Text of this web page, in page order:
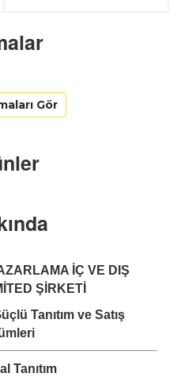
Gör
İÇ VE DIŞ
ŞİRKETİ
Tanıtım ve Satış
Tanıtım